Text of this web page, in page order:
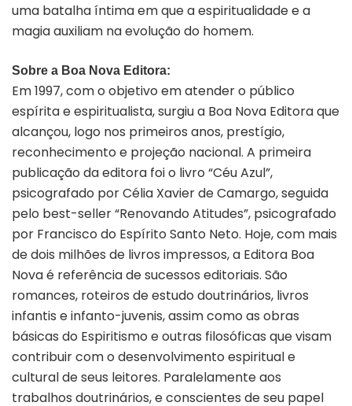
uma batalha íntima em que a espiritualidade e a
magia auxiliam na evolução do homem.
Sobre a Boa Nova Editora:
Em 1997, com o objetivo em atender o público
espírita e espiritualista, surgiu a Boa Nova Editora que
alcançou, logo nos primeiros anos, prestígio,
reconhecimento e projeção nacional. A primeira
publicação da editora foi o livro “Céu Azul”,
psicografado por Célia Xavier de Camargo, seguida
pelo best-seller “Renovando Atitudes”, psicografado
por Francisco do Espírito Santo Neto. Hoje, com mais
de dois milhões de livros impressos, a Editora Boa
Nova é referência de sucessos editoriais. São
romances, roteiros de estudo doutrinários, livros
infantis e infanto-juvenis, assim como as obras
básicas do Espiritismo e outras filosóficas que visam
contribuir com o desenvolvimento espiritual e
cultural de seus leitores. Paralelamente aos
trabalhos doutrinários, e conscientes de seu papel